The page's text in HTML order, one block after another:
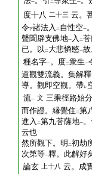
一 二 一
度十八 二十三 云。
令下諸法入 二 自性空一
聲聞辟支佛地一 入 二
已。以 二 大悲憐愍一
種名字一。度二衆生一
道觀雙流義。集解
導。觀即空觀。帶レ
流一 文 三乘徑路始
而作證。縁覺住 二第
進入 二第九菩薩地一
云也
然所觀下。明 二初劫
次第等一釋。此解好
論玄
上十八 云。成